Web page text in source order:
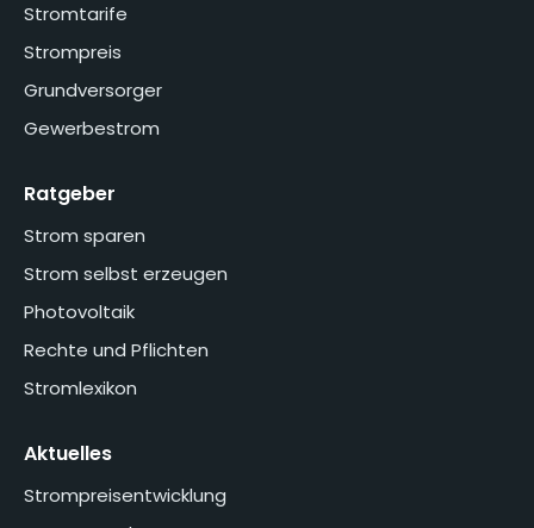
Stromtarife
Strompreis
Grundversorger
Gewerbestrom
Ratgeber
Strom sparen
Strom selbst erzeugen
Photovoltaik
Rechte und Pflichten
Stromlexikon
Aktuelles
Strompreisentwicklung